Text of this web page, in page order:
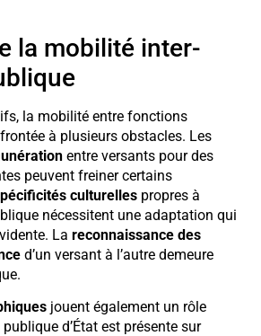
la mobilité inter-
la mobilité entre fonctions
à plusieurs obstacles. Les
entre versants pour des
peuvent freiner certains
culturelles propres à
nécessitent une adaptation qui
La reconnaissance des
d’un versant à l’autre demeure
jouent également un rôle
d’État est présente sur